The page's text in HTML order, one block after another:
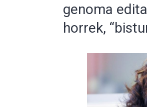
genoma
horrek,